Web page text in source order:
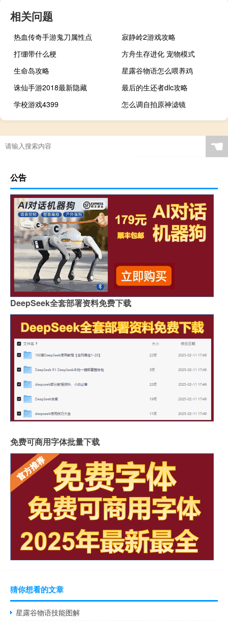
相关问题
热血传奇手游鬼刀属性点
寂静岭2游戏攻略
打绷带什么梗
方舟生存进化 宠物模式
生命岛攻略
星露谷物语怎么喂养鸡
诛仙手游2018最新隐藏
最后的生还者dlc攻略
学校游戏4399
怎么调自拍原神滤镜
☚
公告
DeepSeek全套部署资料免费下载
免费可商用字体批量下载
猜你想看的文章
星露谷物语技能图解